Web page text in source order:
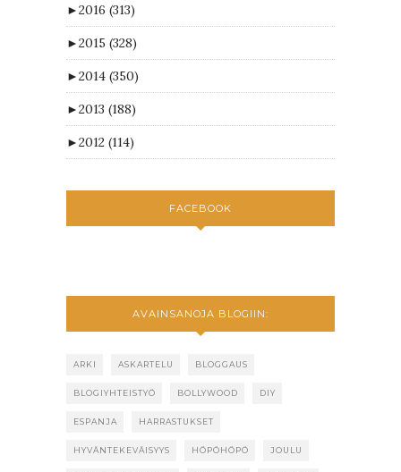
►2016 (313)
►2015 (328)
►2014 (350)
►2013 (188)
►2012 (114)
FACEBOOK
AVAINSANOJA BLOGIIN:
ARKI ASKARTELU BLOGGAUS
BLOGIYHTEISTYÖ BOLLYWOOD DIY
ESPANJA HARRASTUKSET
HYVÄNTEKEVÄISYYS HÖPÖHÖPÖ JOULU